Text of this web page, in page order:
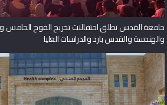
جامعة القدس تطلق احتفالات تخريج الفوج الخامس
والهندسة والقدس بارد والدراسات العليا